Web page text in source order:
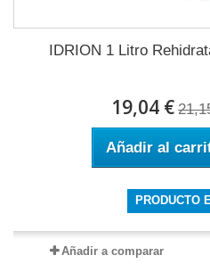
IDRION 1 Litro
19,04 €
Añadir al
PRODUCTO
Añadir a comparar